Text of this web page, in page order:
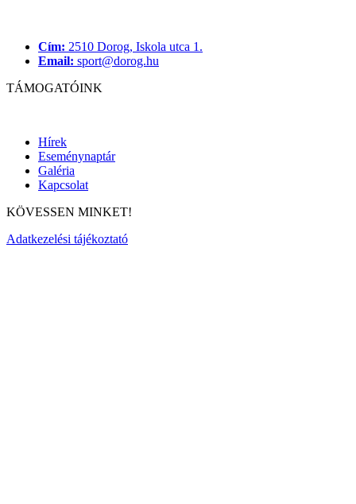
Cím: 2510 Dorog, Iskola utca 1.
Email: sport@dorog.hu
TÁMOGATÓINK
Hírek
Eseménynaptár
Galéria
Kapcsolat
KÖVESSEN MINKET!
Adatkezelési tájékoztató